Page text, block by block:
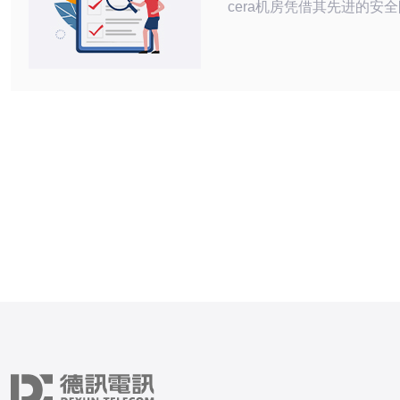
cera机房凭借其先进的安